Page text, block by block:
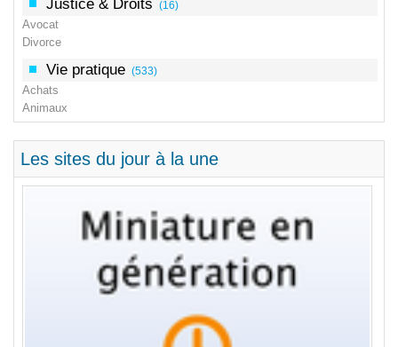
(16)
Avocat
Divorce
Vie pratique (533)
Achats
Animaux
Les sites du jour à la une